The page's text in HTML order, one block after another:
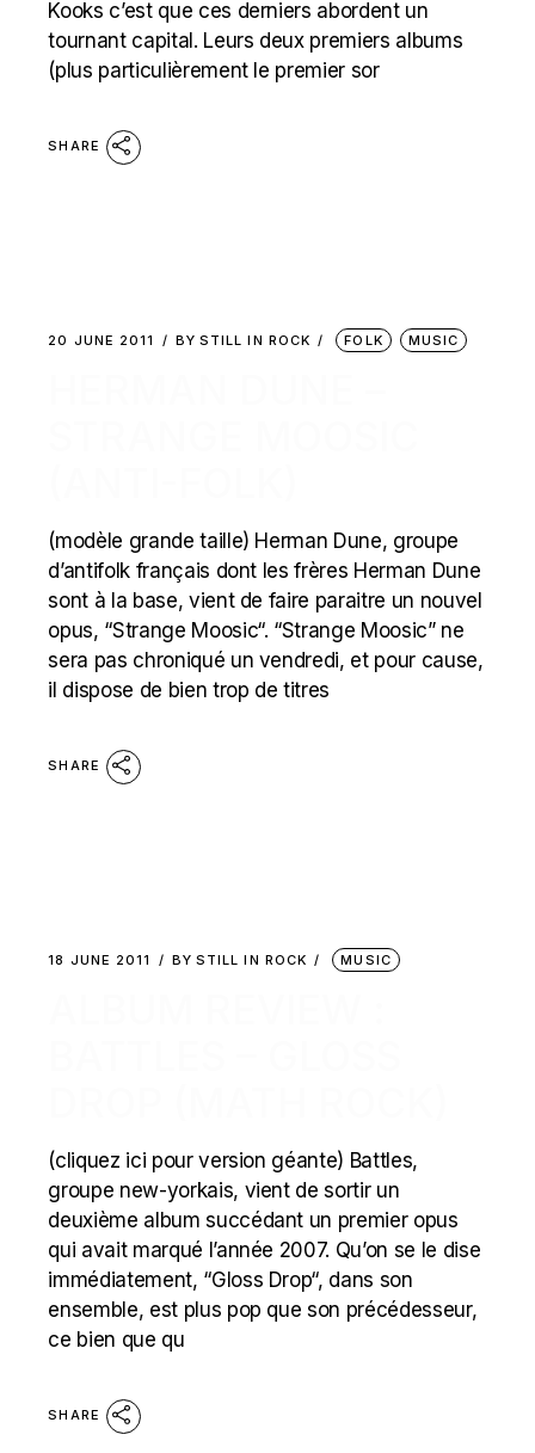
Kooks c’est que ces derniers abordent un
tournant capital. Leurs deux premiers albums
(plus particulièrement le premier sor
SHARE
20 JUNE 2011 BY STILL IN ROCK FOLK MUSIC
(modèle grande taille) Herman Dune, groupe
d’antifolk français dont les frères Herman Dune
sont à la base, vient de faire paraitre un nouvel
opus, “Strange Moosic“. “Strange Moosic” ne
sera pas chroniqué un vendredi, et pour cause,
il dispose de bien trop de titres
SHARE
18 JUNE 2011 BY STILL IN ROCK MUSIC
(cliquez ici pour version géante) Battles,
groupe new-yorkais, vient de sortir un
deuxième album succédant un premier opus
qui avait marqué l’année 2007. Qu’on se le dise
immédiatement, “Gloss Drop“, dans son
ensemble, est plus pop que son précédesseur,
ce bien que qu
SHARE